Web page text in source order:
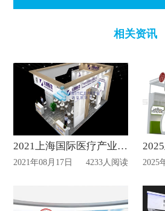
相关资讯
2021上海国际医疗产业暨生物医药展览会
2021年08月17日 4233人阅读 2025